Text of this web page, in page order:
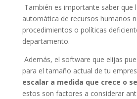
También es importante saber que
automática de recursos humanos
procedimientos o políticas
departamento.
Además, el software que elijas
para el tamaño actual de tu
escalar a medida que crece o
estos son factores a considerar